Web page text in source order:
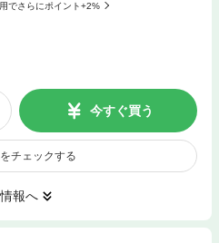
でさらにポイント+2%
今すぐ買う
チェックする
報へ